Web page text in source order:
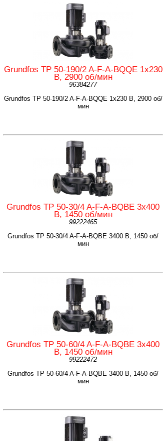
Grundfos TP 50-190/2 A-F-A-BQQE 1x230
В, 2900 об/мин
96384277
Grundfos TP 50-190/2 A-F-A-BQQE 1x230 В, 2900 об/
мин
Grundfos TP 50-30/4 A-F-A-BQBE 3x400
B, 1450 об/мин
99222465
Grundfos TP 50-30/4 A-F-A-BQBE 3400 B, 1450 об/
мин
Grundfos TP 50-60/4 A-F-A-BQBE 3x400
B, 1450 об/мин
99222472
Grundfos TP 50-60/4 A-F-A-BQBE 3400 B, 1450 об/
мин